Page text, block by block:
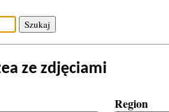
ze zdjęciami
Region